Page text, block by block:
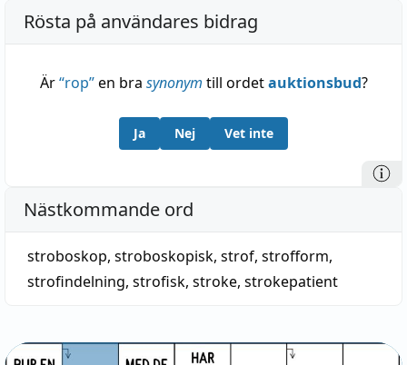
Rösta på användares bidrag
Är“rop”en bra synonym till ordetauktionsbud?
Ja Nej Vet inte
Nästkommande ord
stroboskop, stroboskopisk, strof, strofform,
strofindelning, strofisk, stroke, strokepatient